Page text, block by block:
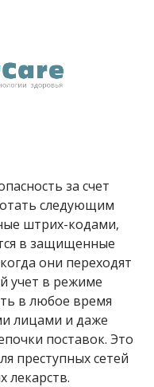
за счет
следующим
штрих-кодами,
в защищенные
они переходят
учет в режиме
в любое время
лицами и даже
поставок. Это
преступных сетей
лекарств.